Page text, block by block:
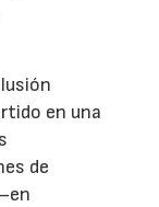
en una
de